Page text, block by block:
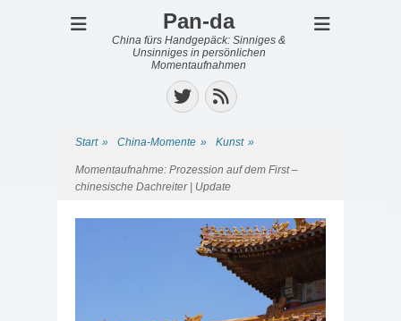
Pan-da
China fürs Handgepäck: Sinniges &
Unsinniges in persönlichen
Momentaufnahmen
Twitter
Feed
Start » China-Momente » Kunst »
Momentaufnahme: Prozession auf dem First –
chinesische Dachreiter | Update